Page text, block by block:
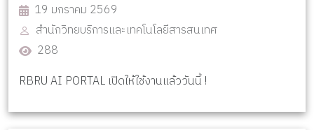
19 มกราคม 2569
สำนักวิทยบริการและเทคโนโลยีสารสนเทศ
288
RBRU AI PORTAL เปิดให้ใช้งานแล้ววันนี้ !